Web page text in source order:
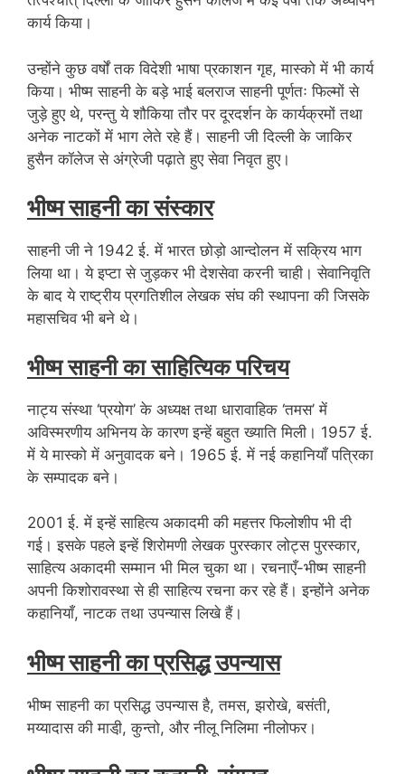
कार्य किया।
उन्होंने कुछ वर्षों तक विदेशी भाषा प्रकाशन गृह, मास्को में भी कार्य
किया। भीष्म साहनी के बड़े भाई बलराज साहनी पूर्णतः फिल्मों से
जुड़े हुए थे, परन्तु ये शौकिया तौर पर दूरदर्शन के कार्यक्रमों तथा
अनेक नाटकों में भाग लेते रहे हैं। साहनी जी दिल्ली के जाकिर
हुसैन कॉलेज से अंग्रेजी पढ़ाते हुए सेवा निवृत हुए।
भीष्म साहनी का संस्कार
साहनी जी ने 1942 ई. में भारत छोड़ो आन्दोलन में सक्रिय भाग
लिया था। ये इप्टा से जुड़कर भी देशसेवा करनी चाही। सेवानिवृति
के बाद ये राष्ट्रीय प्रगतिशील लेखक संघ की स्थापना की जिसके
महासचिव भी बने थे।
भीष्म साहनी का साहित्यिक परिचय
नाट्य संस्था ‘प्रयोग’ के अध्यक्ष तथा धारावाहिक ‘तमस’ में
अविस्मरणीय अभिनय के कारण इन्हें बहुत ख्याति मिली। 1957 ई.
में ये मास्को में अनुवादक बने। 1965 ई. में नई कहानियाँ पत्रिका
के सम्पादक बने।
2001 ई. में इन्हें साहित्य अकादमी की महत्तर फिलोशीप भी दी
गई। इसके पहले इन्हें शिरोमणी लेखक पुरस्कार लोट्स पुरस्कार,
साहित्य अकादमी सम्मान भी मिल चुका था। रचनाएँ-भीष्म साहनी
अपनी किशोरावस्था से ही साहित्य रचना कर रहे हैं। इन्होंने अनेक
कहानियाँ, नाटक तथा उपन्यास लिखे हैं।
भीष्म साहनी का प्रसिद्ध उपन्यास
भीष्म साहनी का प्रसिद्ध उपन्यास है, तमस, झरोखे, बसंती,
मय्यादास की माडी़, कुन्तो, और नीलू निलिमा नीलोफर।